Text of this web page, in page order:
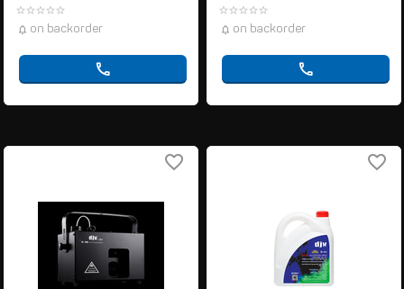
машина)
on backorder on backorder